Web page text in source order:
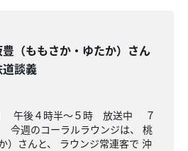
（ももさか・ゆたか）さん
道談義
午後４時半～５時 放送中 ７
のコーラルラウンジは、 桃
）さんと、 ラウンジ常連客で 沖